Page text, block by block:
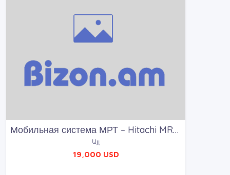
Мобильная система МРТ – Hitachi MRP-7000
Այլ
19,000 USD